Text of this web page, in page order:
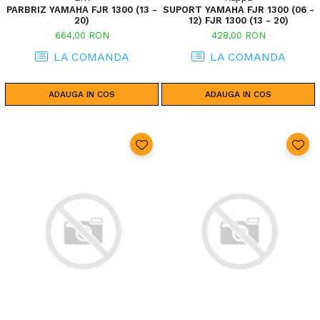
PARBRIZ YAMAHA FJR 1300 (13 -
20)
664,00 RON
LA COMANDA
ADAUGA IN COS
SUPORT YAMAHA FJR 1300 (06 -
12) FJR 1300 (13 - 20)
428,00 RON
LA COMANDA
ADAUGA IN COS